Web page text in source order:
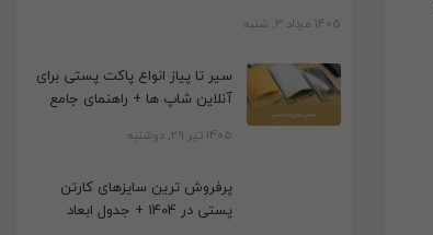
1405 مرداد 3, شنبه
سیر تا پیاز انواع پاکت پستی برای
آنلاین شاپ ها + راهنمای جامع
1405 تیر 29, دوشنبه
پرفروش ترین سایزهای کارتن
پستی در 1404 + جدول ابعاد